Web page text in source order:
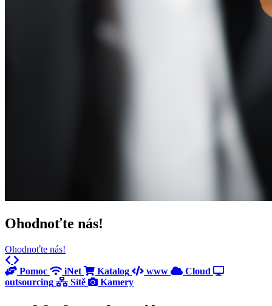
Ohodnoťte nás!
Ohodnoťte nás!
Previous
Pomoc
iNet Katalog www
Cloud
outsourcing
Sítě Kamery